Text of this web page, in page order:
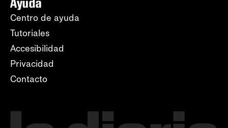
Centro de ayuda
Tutoriales
Accesibilidad
Privacidad
Contacto